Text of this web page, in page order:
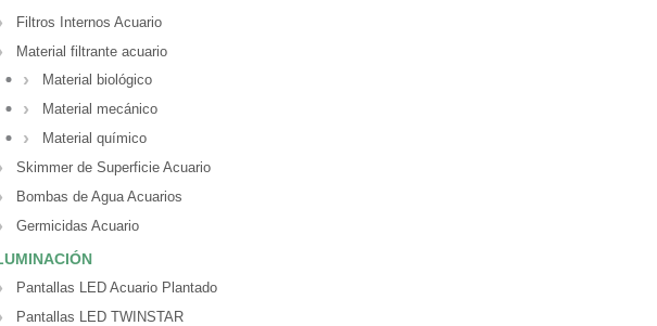
Filtros Internos Acuario
Material filtrante acuario
Material biológico
Material mecánico
Material químico
Skimmer de Superficie Acuario
Bombas de Agua Acuarios
Germicidas Acuario
Pantallas LED Acuario Plantado
Pantallas LED TWINSTAR